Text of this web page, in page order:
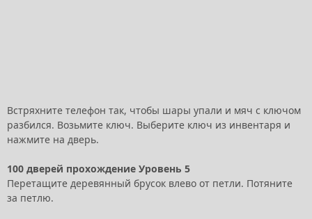
Встряхните телефон так, чтобы шары упали и мяч с ключом
разбился. Возьмите ключ. Выберите ключ из инвентаря и
нажмите на дверь.
100 дверей прохождение Уровень 5
Перетащите деревянный брусок влево от петли. Потяните
за петлю.